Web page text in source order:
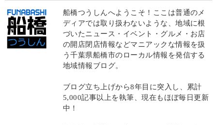
船橋つうしんへようこそ！ここは普通のメ
ディアでは取り扱わないような、地域に根
づいたニュース・イベント・グルメ・お店
の開店閉店情報などマニアックな情報を扱
う千葉県船橋市のローカル情報を発信する
地域情報ブログ。
ブログ立ち上げから8年目に突入し、累計
5,000記事以上を執筆、現在もほぼ毎日更新
中！